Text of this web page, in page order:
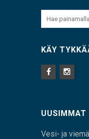
KÄY
UUSIMMAT
Vesi- ja